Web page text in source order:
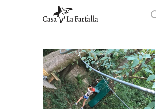
Hit enter to search or ESC to
close